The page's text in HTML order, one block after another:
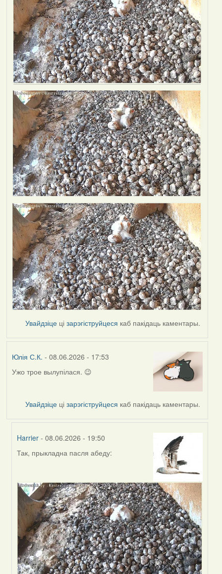
Увайдзіце цізарэгіструйцеся каб пакідаць каментары.
Юлія С.К. - 08.06.2026 - 17:53
Ужо трое вылупілася. 😉
Увайдзіце цізарэгіструйцеся каб пакідаць каментары.
Harrier - 08.06.2026 - 19:50
In
by
Юлія
С.К.
Так, прыкладна пасля абеду: